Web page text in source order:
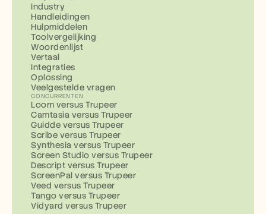
Industry
Handleidingen
Hulpmiddelen
Toolvergelijking
Woordenlijst
Vertaal
Integraties
Oplossing
Veelgestelde vragen
CONCURRENTEN
Loom versus Trupeer
Camtasia versus Trupeer
Guidde versus Trupeer
Scribe versus Trupeer
Synthesia versus Trupeer
Screen Studio versus Trupeer
Descript versus Trupeer
ScreenPal versus Trupeer
Veed versus Trupeer
Tango versus Trupeer
Vidyard versus Trupeer